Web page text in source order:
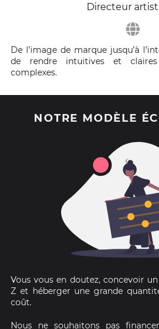
Directeur
De l’image de marque jusqu’à
de rendre intuitives et claires
complexes.
NOTRE MODÈLE
Vous vous en doutez, concevoir
Z et héberger une grande
coût.
Nous ne souhaitons pas